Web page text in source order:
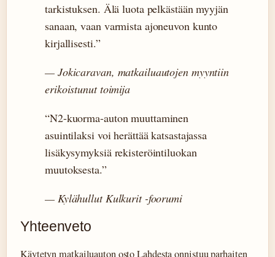
tarkistuksen. Älä luota pelkästään myyjän
sanaan, vaan varmista ajoneuvon kunto
kirjallisesti.”
— Jokicaravan, matkailuautojen myyntiin
erikoistunut toimija
“N2-kuorma-auton muuttaminen
asuintilaksi voi herättää katsastajassa
lisäkysymyksiä rekisteröintiluokan
muutoksesta.”
— Kylähullut Kulkurit -foorumi
Yhteenveto
Käytetyn matkailuauton osto Lahdesta onnistuu parhaiten